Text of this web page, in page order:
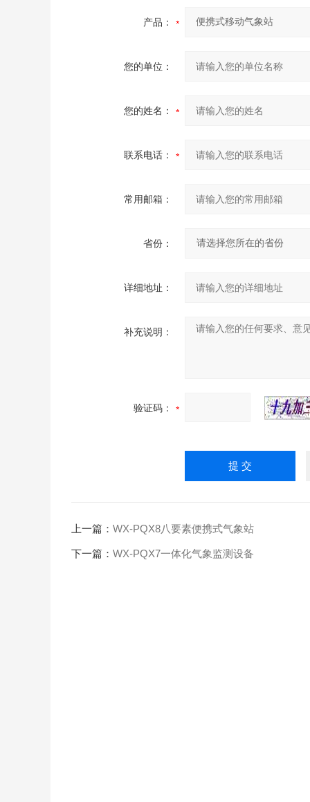
产品：
您的单位：
您的姓名：
联系电话：
常用邮箱：
省份：
详细地址：
补充说明：
验证码：
上一篇： WX-PQX8八要素便携式气象站
下一篇： WX-PQX7一体化气象监测设备